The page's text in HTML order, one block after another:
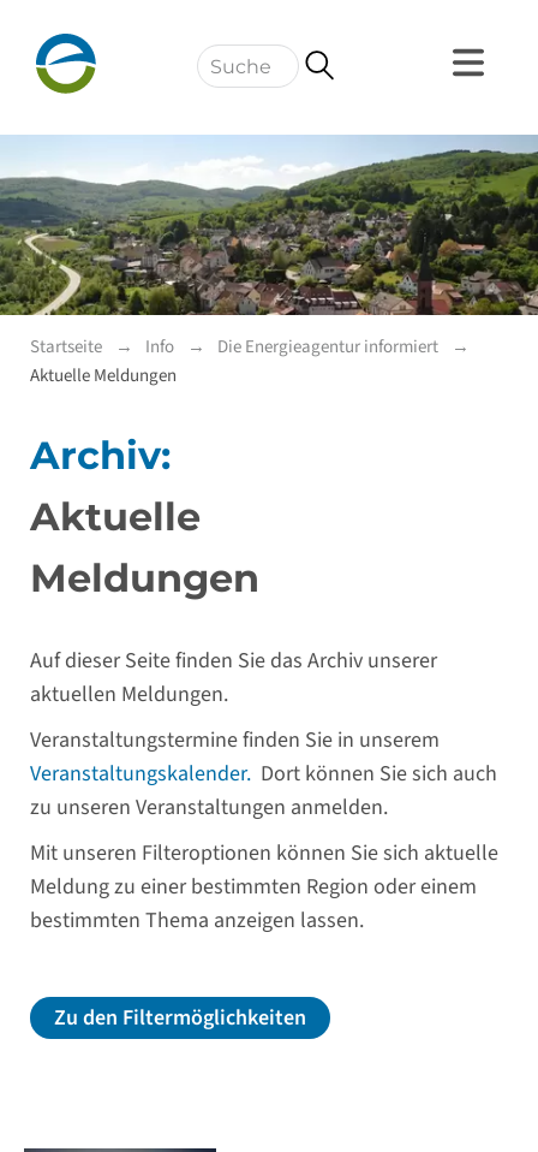
Navigation
Startseite Info
Die Energieagentur informiert
Aktuelle Meldungen
Archiv:
Aktuelle
Meldungen
Auf dieser Seite finden Sie das Archiv unserer
aktuellen Meldungen.
Veranstaltungstermine finden Sie in unserem
Veranstaltungskalender. Dort können Sie sich auch
zu unseren Veranstaltungen anmelden.
Mit unseren Filteroptionen können Sie sich aktuelle
Meldung zu einer bestimmten Region oder einem
bestimmten Thema anzeigen lassen.
Zu den Filtermöglichkeiten